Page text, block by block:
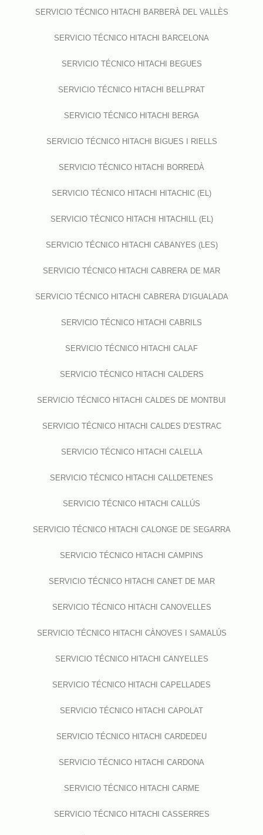
SERVICIO TÉCNICO HITACHI BARBERÀ DEL VALLÈS
SERVICIO TÉCNICO HITACHI BARCELONA
SERVICIO TÉCNICO HITACHI BEGUES
SERVICIO TÉCNICO HITACHI BELLPRAT
SERVICIO TÉCNICO HITACHI BERGA
SERVICIO TÉCNICO HITACHI BIGUES I RIELLS
SERVICIO TÉCNICO HITACHI BORREDÀ
SERVICIO TÉCNICO HITACHI HITACHIC (EL)
SERVICIO TÉCNICO HITACHI HITACHILL (EL)
SERVICIO TÉCNICO HITACHI CABANYES (LES)
SERVICIO TÉCNICO HITACHI CABRERA DE MAR
SERVICIO TÉCNICO HITACHI CABRERA D’IGUALADA
SERVICIO TÉCNICO HITACHI CABRILS
SERVICIO TÉCNICO HITACHI CALAF
SERVICIO TÉCNICO HITACHI CALDERS
SERVICIO TÉCNICO HITACHI CALDES DE MONTBUI
SERVICIO TÉCNICO HITACHI CALDES D’ESTRAC
SERVICIO TÉCNICO HITACHI CALELLA
SERVICIO TÉCNICO HITACHI CALLDETENES
SERVICIO TÉCNICO HITACHI CALLÚS
SERVICIO TÉCNICO HITACHI CALONGE DE SEGARRA
SERVICIO TÉCNICO HITACHI CAMPINS
SERVICIO TÉCNICO HITACHI CANET DE MAR
SERVICIO TÉCNICO HITACHI CANOVELLES
SERVICIO TÉCNICO HITACHI CÀNOVES I SAMALÚS
SERVICIO TÉCNICO HITACHI CANYELLES
SERVICIO TÉCNICO HITACHI CAPELLADES
SERVICIO TÉCNICO HITACHI CAPOLAT
SERVICIO TÉCNICO HITACHI CARDEDEU
SERVICIO TÉCNICO HITACHI CARDONA
SERVICIO TÉCNICO HITACHI CARME
SERVICIO TÉCNICO HITACHI CASSERRES